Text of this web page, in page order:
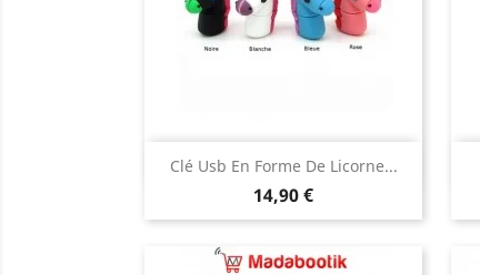
Clé Usb En Forme De Licorne...
Prix
14,90 €
Aperçu rapide
noireblanche
bleu